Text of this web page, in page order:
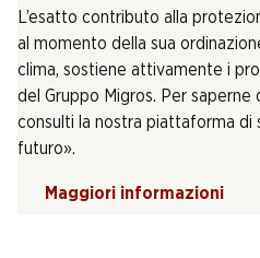
L’esatto contributo alla
al momento della sua
clima, sostiene attivamente i
del Gruppo Migros. Per saperne
consulti la nostra piattaforma di
futuro».
Maggiori informazioni